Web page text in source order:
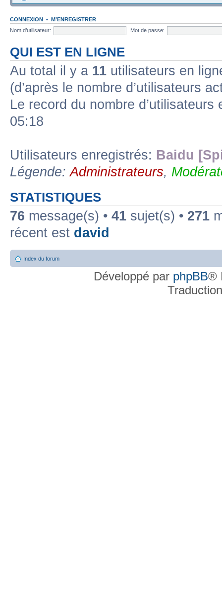
CONNEXION • M’ENREGISTRER
Nom d’utilisateur:
Mot de passe:
QUI EST EN LIGNE
Au total il y a 11 utilisateurs en
(d’après le nombre d’utilisateurs
Le record du nombre
05:18
Utilisateurs enregistrés: Baidu
Légende:Administrateurs,
STATISTIQUES
76 message(s) • 41 sujet(s) • 271
récent est david
Index du forum
Développé par phpBB®